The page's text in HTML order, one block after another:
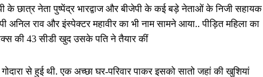
के छात्र नेता पुष्पेंद्र भारद्वाज और बीजेपी के कई बड़े नेताओं के निजी सहायक
राव और इंस्पेक्टर महावीर का भी नाम सामने आया.. पीड़ित महिला का
की 43 सीडी खुद उसके पति ने तैयार कीं
से हुई थी. एक अच्छा घर-परिवार पाकर इसको सातो जहां की खुशियां